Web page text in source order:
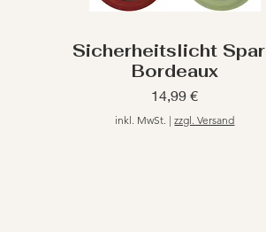
Sicherheitslicht
Bordeaux
Preis
14,99 €
inkl. MwSt. |zzgl. Versand